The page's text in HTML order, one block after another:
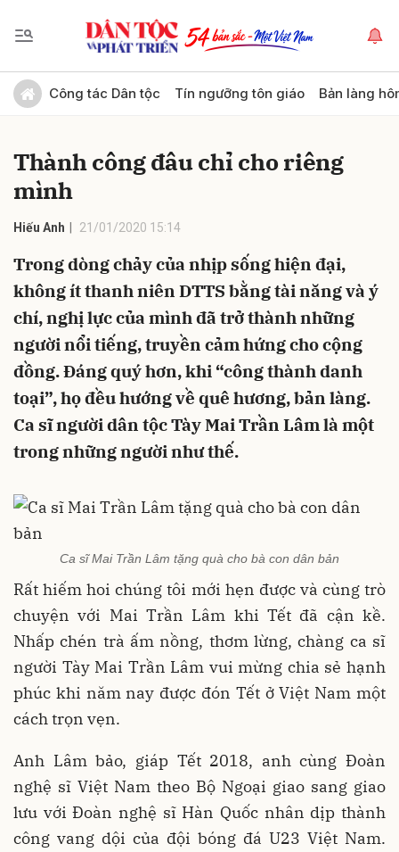
Công tác Dân tộc Tín ngưỡng tôn giáo Bản làng
Thành công đâu chỉ cho riêng
mình
Hiếu Anh 21/01/2020 15:14
Trong dòng chảy của nhịp sống hiện đại,
không ít thanh niên DTTS bằng tài năng và ý
chí, nghị lực của mình đã trở thành những
người nổi tiếng, truyền cảm hứng cho cộng
đồng. Đáng quý hơn, khi “công thành danh
toại”, họ đều hướng về quê hương, bản làng.
Ca sĩ người dân tộc Tày Mai Trần Lâm là một
trong những người như thế.
Ca sĩ Mai Trần Lâm tặng quà cho bà con dân bản
Rất hiếm hoi chúng tôi mới hẹn được và cùng trò
chuyện với Mai Trần Lâm khi Tết đã cận kề.
Nhấp chén trà ấm nồng, thơm lừng, chàng ca sĩ
người Tày Mai Trần Lâm vui mừng chia sẻ hạnh
phúc khi năm nay được đón Tết ở Việt Nam một
cách trọn vẹn.
Anh Lâm bảo, giáp Tết 2018, anh cùng Đoàn
nghệ sĩ Việt Nam theo Bộ Ngoại giao sang giao
lưu với Đoàn nghệ sĩ Hàn Quốc nhân dịp thành
công vang dội của đội bóng đá U23 Việt Nam.
Gửi bình luận
Hủy Gửi